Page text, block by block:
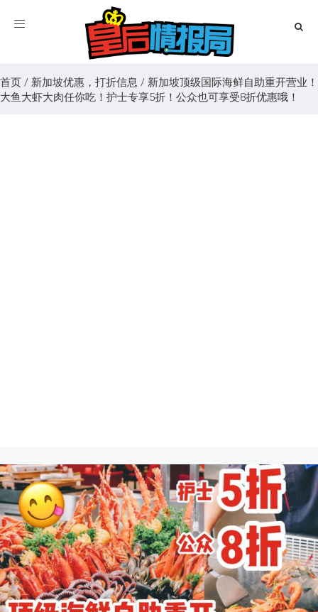
Toggle
首页 / 新加坡优惠，打折信息 / 新加坡顶级国际海鲜自助重开营业！
大鱼大虾大肉任你吃！护士专享5折！公众也可享受8折优惠哦！